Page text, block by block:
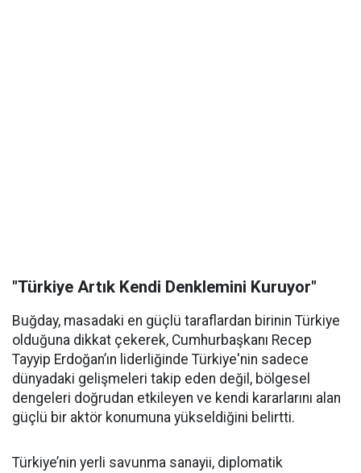
"Türkiye Artık Kendi Denklemini Kuruyor"
Buğday, masadaki en güçlü taraflardan birinin Türkiye
olduğuna dikkat çekerek, Cumhurbaşkanı Recep
Tayyip Erdoğan’ın liderliğinde Türkiye'nin sadece
dünyadaki gelişmeleri takip eden değil, bölgesel
dengeleri doğrudan etkileyen ve kendi kararlarını alan
güçlü bir aktör konumuna yükseldiğini belirtti.
Türkiye’nin yerli savunma sanayii, diplomatik